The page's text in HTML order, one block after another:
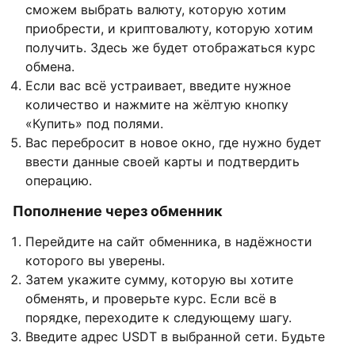
сможем выбрать валюту, которую хотим
приобрести, и криптовалюту, которую хотим
получить. Здесь же будет отображаться курс
обмена.
Если вас всё устраивает, введите нужное
количество и нажмите на жёлтую кнопку
«Купить» под полями.
Вас перебросит в новое окно, где нужно будет
ввести данные своей карты и подтвердить
операцию.
Пополнение через обменник
Перейдите на сайт обменника, в надёжности
которого вы уверены.
Затем укажите сумму, которую вы хотите
обменять, и проверьте курс. Если всё в
порядке, переходите к следующему шагу.
Введите адрес USDT в выбранной сети. Будьте